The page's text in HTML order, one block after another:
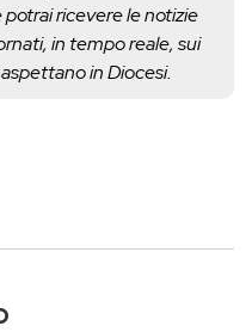
ricevere le notizie
in tempo reale, sui
in Diocesi.